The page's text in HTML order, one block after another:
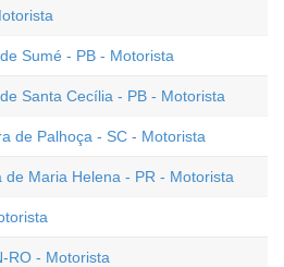
Sumé - PB - Motorista
Santa Cecília - PB - Motorista
de Palhoça - SC - Motorista
de Maria Helena - PR - Motorista
RO - Motorista